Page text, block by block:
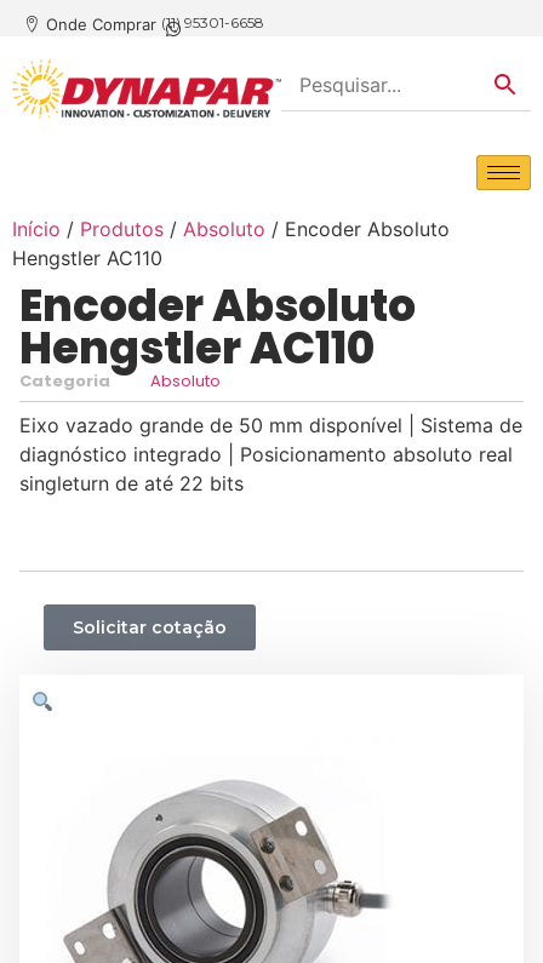
Onde Comprar (11) 95301-6658
Início / Produtos / Absoluto / Encoder Absoluto
Hengstler AC110
Encoder Absoluto
Hengstler AC110
Categoria Absoluto
Eixo vazado grande de 50 mm disponível | Sistema de
diagnóstico integrado | Posicionamento absoluto real
singleturn de até 22 bits
Solicitar cotação